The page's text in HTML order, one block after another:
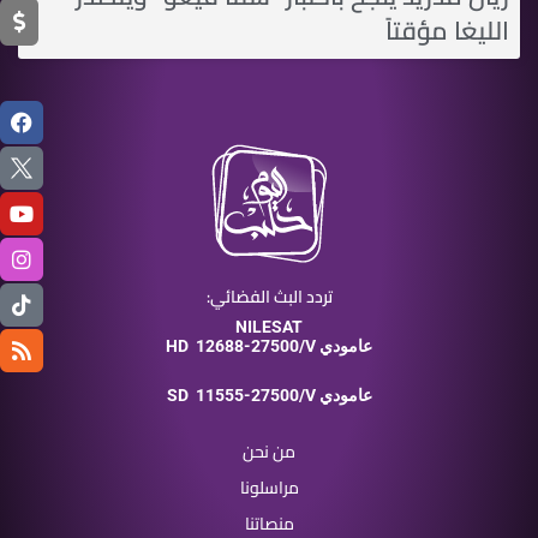
الليغا مؤقتاً
تردد البث الفضائي:
NILESAT
HD
12688-27500/V عامودي
SD 11555-27500/V عامودي
من نحن
مراسلونا
منصاتنا